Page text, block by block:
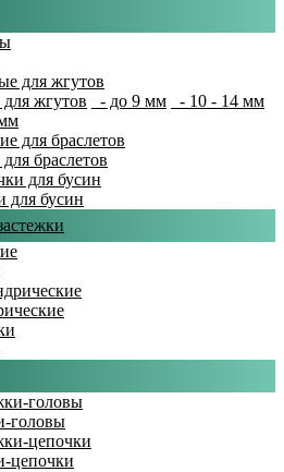
жгутов - до 9 мм
- 10 - 14 мм
браслетов
для бусин
головы
цепочки